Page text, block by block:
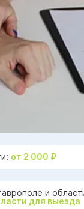
от 2 000 ₽
и
для выезда